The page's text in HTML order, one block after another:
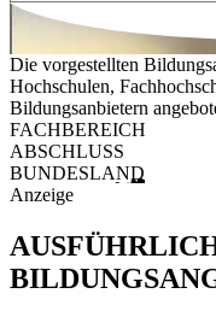
Die vorgestellten
Hochschulen,
Bildungsanbietern
FACHBEREICH
ABSCHLUSS
BUNDESLAND
Anzeige